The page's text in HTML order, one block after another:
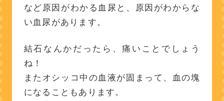
など原因がわかる血尿と、原因がわからな
い血尿があります。
結石なんかだったら、痛いことでしょう
ね！
またオシッコ中の血液が固まって、血の塊
になることもあります。